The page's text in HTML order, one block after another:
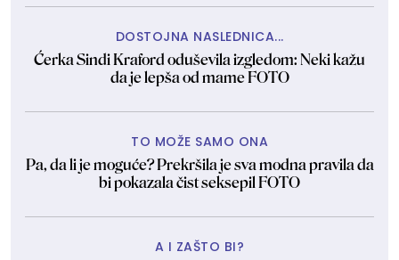
DOSTOJNA NASLEDNICA...
Ćerka Sindi Kraford oduševila izgledom: Neki kažu
da je lepša od mame FOTO
TO MOŽE SAMO ONA
Pa, da li je moguće? Prekršila je sva modna pravila da
bi pokazala čist seksepil FOTO
A I ZAŠTO BI?